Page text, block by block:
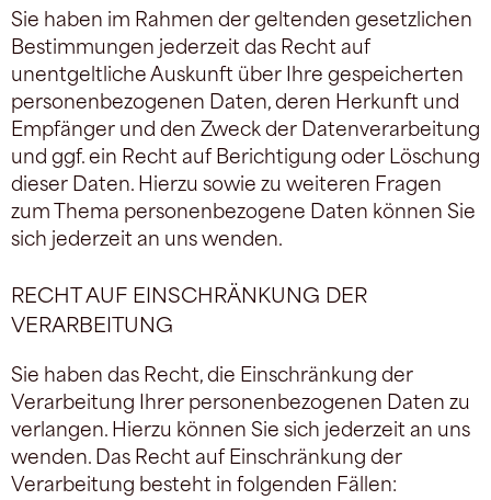
Sie haben im Rahmen der geltenden gesetzlichen
Bestimmungen jederzeit das Recht auf
unentgeltliche Auskunft über Ihre gespeicherten
personenbezogenen Daten, deren Herkunft und
Empfänger und den Zweck der Datenverarbeitung
und ggf. ein Recht auf Berichtigung oder Löschung
dieser Daten. Hierzu sowie zu weiteren Fragen
zum Thema personenbezogene Daten können Sie
sich jederzeit an uns wenden.
RECHT AUF EINSCHRÄNKUNG DER
VERARBEITUNG
Sie haben das Recht, die Einschränkung der
Verarbeitung Ihrer personenbezogenen Daten zu
verlangen. Hierzu können Sie sich jederzeit an uns
wenden. Das Recht auf Einschränkung der
Verarbeitung besteht in folgenden Fällen: